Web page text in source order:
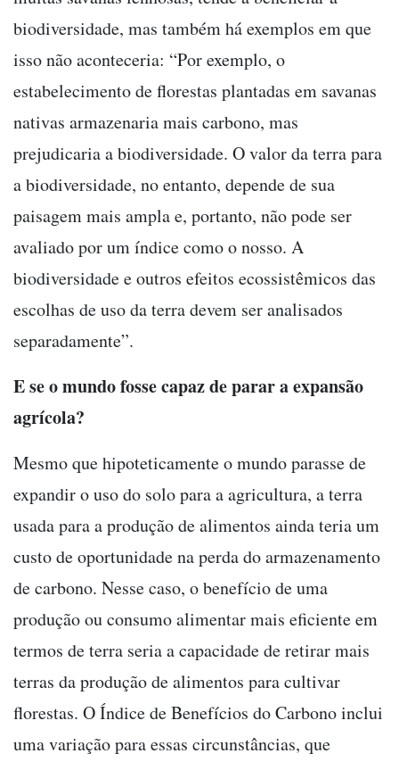
biodiversidade, mas também há exemplos em que
isso não aconteceria: “Por exemplo, o
estabelecimento de florestas plantadas em savanas
nativas armazenaria mais carbono, mas
prejudicaria a biodiversidade. O valor da terra para
a biodiversidade, no entanto, depende de sua
paisagem mais ampla e, portanto, não pode ser
avaliado por um índice como o nosso. A
biodiversidade e outros efeitos ecossistêmicos das
escolhas de uso da terra devem ser analisados
separadamente”.
E se o mundo fosse capaz de parar a expansão
agrícola?
Mesmo que hipoteticamente o mundo parasse de
expandir o uso do solo para a agricultura, a terra
usada para a produção de alimentos ainda teria um
custo de oportunidade na perda do armazenamento
de carbono. Nesse caso, o benefício de uma
produção ou consumo alimentar mais eficiente em
termos de terra seria a capacidade de retirar mais
terras da produção de alimentos para cultivar
florestas. O Índice de Benefícios do Carbono inclui
uma variação para essas circunstâncias, que